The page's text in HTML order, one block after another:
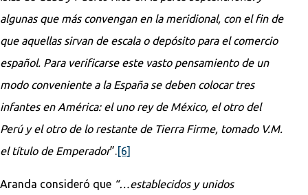
algunas que más convengan en la meridional, con el fin de
que aquellas sirvan de escala o depósito para el comercio
español. Para verificarse este vasto pensamiento de un
modo conveniente a la España se deben colocar tres
infantes en América: el uno rey de México, el otro del
Perú y el otro de lo restante de Tierra Firme, tomado V.M.
el título de Emperador”.[6]
Aranda consideró que “…establecidos y unidos